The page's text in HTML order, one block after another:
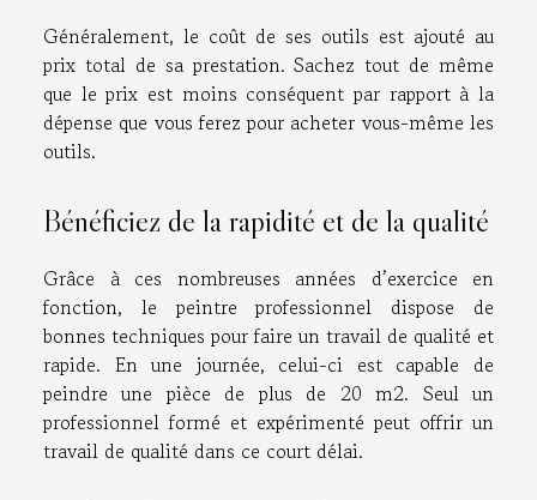
Généralement, le coût de ses outils est ajouté au
prix total de sa prestation. Sachez tout de même
que le prix est moins conséquent par rapport à la
dépense que vous ferez pour acheter vous-même les
outils.
Bénéficiez de la rapidité et de la qualité
Grâce à ces nombreuses années d’exercice en
fonction, le peintre professionnel dispose de
bonnes techniques pour faire un travail de qualité et
rapide. En une journée, celui-ci est capable de
peindre une pièce de plus de 20 m2. Seul un
professionnel formé et expérimenté peut offrir un
travail de qualité dans ce court délai.